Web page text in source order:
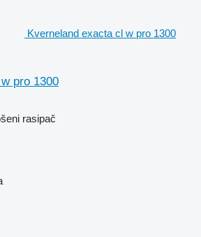
Kverneland exacta cl w pro 1300
pro 1300
rasipač